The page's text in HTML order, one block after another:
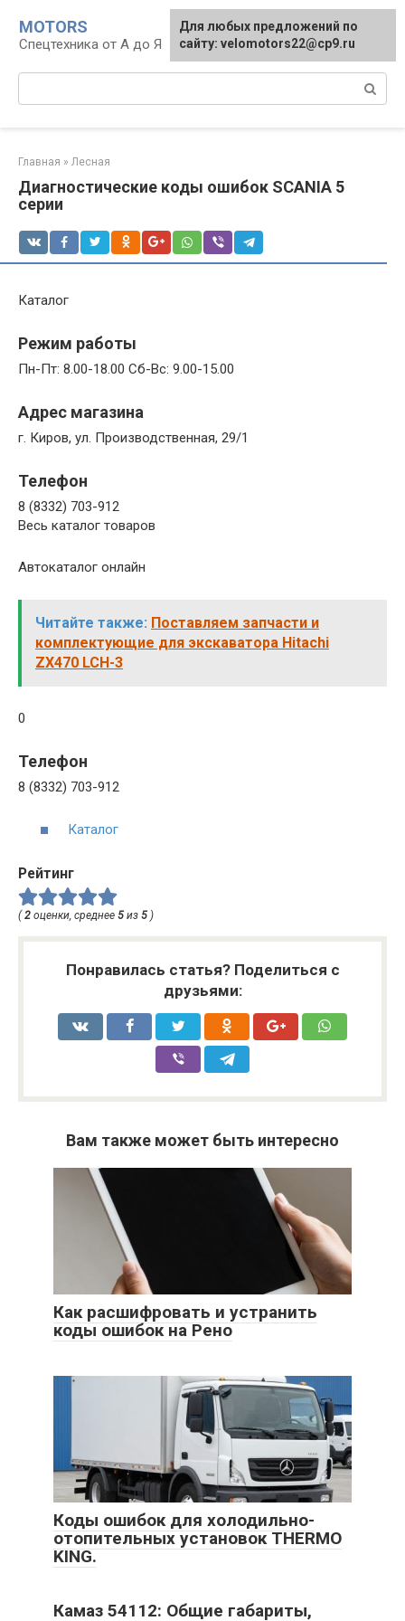
контенту
MOTORS
Спецтехника от А до Я
Главная » Лесная
Диагностичеcкие коды ошибок SCANIA 5
серии
Каталог
Режим работы
Пн-Пт: 8.00-18.00 Сб-Вс: 9.00-15.00
Адрес магазина
г. Киров, ул. Производственная, 29/1
Телефон
8 (8332) 703-912
Весь каталог товаров
Автокаталог онлайн
Читайте также: Поставляем запчасти и
комплектующие для экскаватора Hitachi
ZX470 LCH-3
0
Телефон
8 (8332) 703-912
Каталог
Рейтинг
( 2 оценки, среднее 5 из 5 )
Понравилась статья? Поделиться с
друзьями:
Вам также может быть интересно
Как расшифровать и устранить
коды ошибок на Рено
Коды ошибок для холодильно-
отопительных установок THERMO
KING.
Камаз 54112: Общие габариты,
Для любых предложений по
сайту: velomotors22@cp9.ru